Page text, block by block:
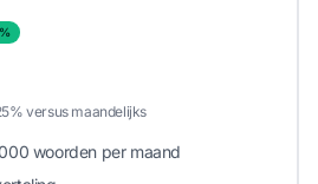
versus maandelijks
woorden per maand